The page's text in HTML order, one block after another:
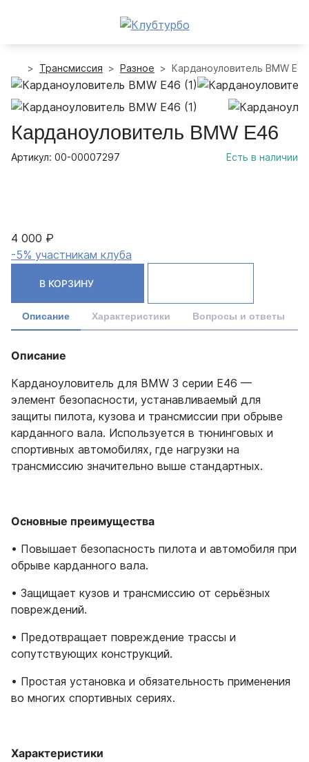
Трансмиссия Разное Карданоуловитель BMW E46
Карданоуловитель BMW E46
Артикул: 00-00007297 Есть в наличии
4 000 ₽
-5% участникам клуба
В КОРЗИНУ
Описание Характеристики Вопросы и ответы
Описание
Карданоуловитель для BMW 3 серии E46 —
элемент безопасности, устанавливаемый для
защиты пилота, кузова и трансмиссии при обрыве
карданного вала. Используется в тюнинговых и
спортивных автомобилях, где нагрузки на
трансмиссию значительно выше стандартных.
Основные преимущества
• Повышает безопасность пилота и автомобиля при
обрыве карданного вала.
• Защищает кузов и трансмиссию от серьёзных
повреждений.
• Предотвращает повреждение трассы и
сопутствующих конструкций.
• Простая установка и обязательность применения
во многих спортивных сериях.
Характеристики